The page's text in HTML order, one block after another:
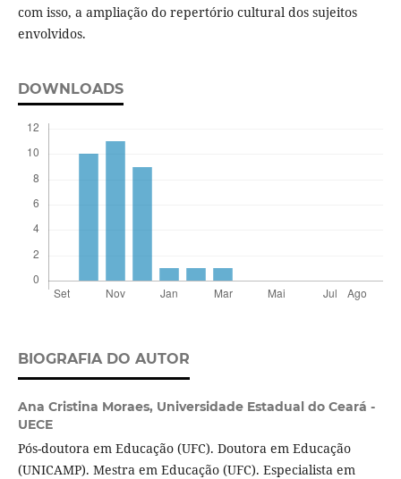
com isso, a ampliação do repertório cultural dos sujeitos
envolvidos.
DOWNLOADS
BIOGRAFIA DO AUTOR
Ana Cristina Moraes, Universidade Estadual do Ceará -
UECE
Pós-doutora em Educação (UFC). Doutora em Educação
(UNICAMP). Mestra em Educação (UFC). Especialista em